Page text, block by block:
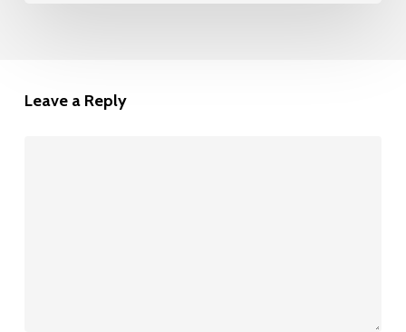
Leave a Reply